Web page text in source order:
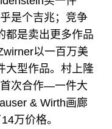
是个吉兆；竞争
都是卖出更多作品
以一百万美
大型作品。村上隆
次合作—一件大
& Wirth画廊
万价格。